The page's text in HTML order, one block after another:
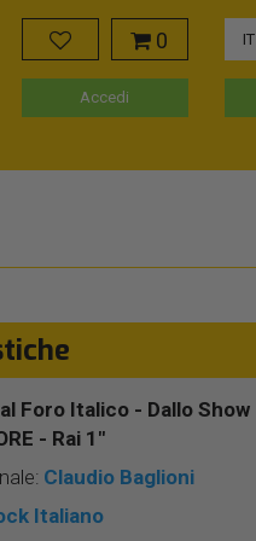
0 IT
Accedi
Foro Italico - Dallo Show
- Rai 1"
Claudio Baglioni
Italiano